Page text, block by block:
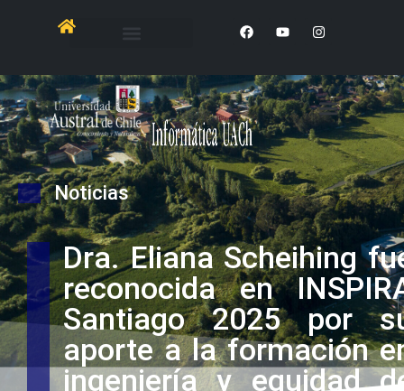
Noticias
Dra. Eliana Scheihing
reconocida en
Santiago 2025 por
aporte a la formación
ingeniería y equidad